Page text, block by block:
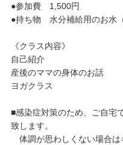
●参加費 1,500円
●持ち物 水分補給用のお水
《クラス内容》
自己紹介
産後のママの身体のお話
ヨガクラス
■感染症対策のため、ご自宅
致します。
体調が思わしくない場合は